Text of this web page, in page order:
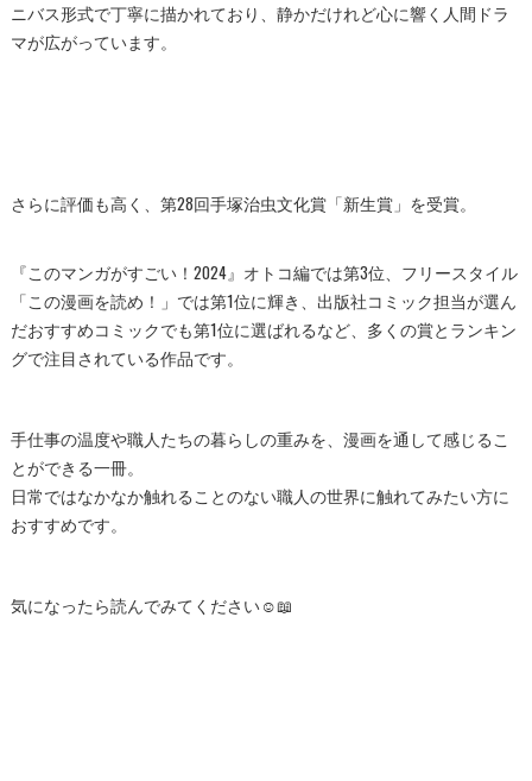
ニバス形式で丁寧に描かれており、静かだけれど心に響く人間ドラ
マが広がっています。
さらに評価も高く、第28回手塚治虫文化賞「新生賞」を受賞。
『このマンガがすごい！2024』オトコ編では第3位、フリースタイル
「この漫画を読め！」では第1位に輝き、出版社コミック担当が選ん
だおすすめコミックでも第1位に選ばれるなど、多くの賞とランキン
グで注目されている作品です。
手仕事の温度や職人たちの暮らしの重みを、漫画を通して感じるこ
とができる一冊。
日常ではなかなか触れることのない職人の世界に触れてみたい方に
おすすめです。
気になったら読んでみてください☺️📖